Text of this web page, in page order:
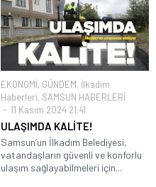
EKONOMİ, GÜNDEM, İlkadım
Haberleri, SAMSUN HABERLERİ
11 Kasım 2024 21:41
ULAŞIMDA KALİTE!
Samsun’un İlkadım Belediyesi,
vatandaşların güvenli ve konforlu
ulaşım sağlayabilmeleri için...